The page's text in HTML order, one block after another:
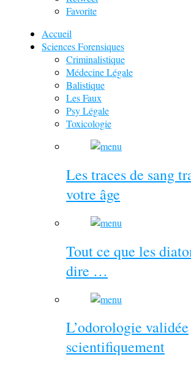
Favorite
Accueil
Sciences Forensiques
Criminalistique
Médecine Légale
Balistique
Les Faux
Psy Légale
Toxicologie
Les traces de sang
votre âge
Tout ce que les
dire …
L’odorologie validée
scientifiquement